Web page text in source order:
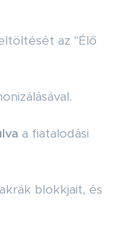
az "Élő
a fiatalodási
blokkjait, és